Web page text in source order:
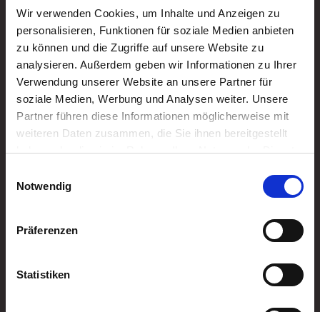
Wir verwenden Cookies, um Inhalte und Anzeigen zu
personalisieren, Funktionen für soziale Medien anbieten
zu können und die Zugriffe auf unsere Website zu
analysieren. Außerdem geben wir Informationen zu Ihrer
Verwendung unserer Website an unsere Partner für
soziale Medien, Werbung und Analysen weiter. Unsere
Partner führen diese Informationen möglicherweise mit
weiteren Daten zusammen, die Sie ihnen bereitgestellt
haben oder die sie im Rahmen Ihrer Nutzung der Dienste
Cookies, wenn Sie unsere Webseite weiterhin nutzen.
Notwendig
Präferenzen
Statistiken
Viehanhänger
Vergleich
anhänger